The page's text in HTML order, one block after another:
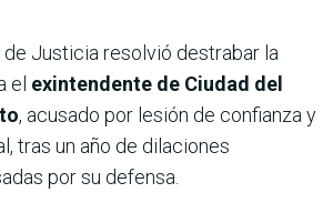
de Justicia resolvió destrabar la
el exintendente de Ciudad del
, acusado por lesión de confianza y
tras un año de dilaciones
por su defensa.